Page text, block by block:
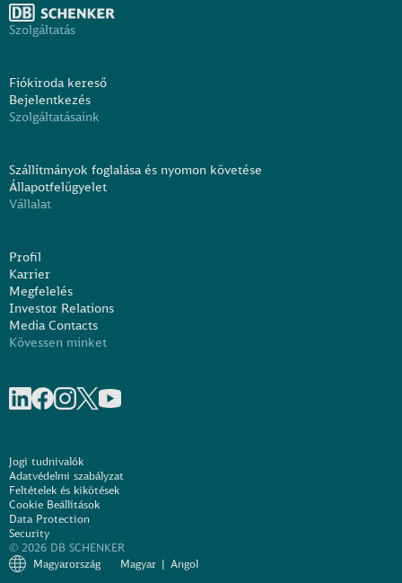
Szolgáltatás
Fiókiroda kereső
Bejelentkezés
Szolgáltatásaink
Szállítmányok foglalása és nyomon követése
Állapotfelügyelet
Vállalat
Profil
Karrier
Megfelelés
Investor Relations
Media Contacts
Kövessen minket
Jogi tudnivalók
Adatvédelmi szabályzat
Feltételek és kikötések
Cookie Beállítások
Data Protection
Security
© 2026 DB SCHENKER
Magyarország
Magyar Angol